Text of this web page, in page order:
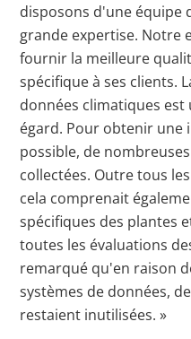
disposons d'une équipe
grande expertise. Notre
fournir la meilleure
spécifique à ses clients.
données climatiques
égard. Pour obtenir une
possible, de
collectées. Outre tous
cela comprenait
spécifiques des plantes
toutes les évaluations
remarqué qu'en raison
systèmes de données,
restaient inutilisées. »